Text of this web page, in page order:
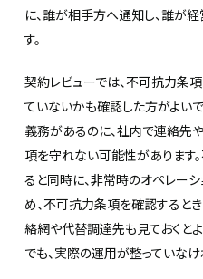
に、誰が相手方へ通知し、誰が
す。
契約レビューでは、不可抗力条
ていないかも確認した方がよい
義務があるのに、社内で連絡先
項を守れない可能性があります
ると同時に、非常時のオペレー
め、不可抗力条項を確認すると
絡網や代替調達先も見ておくと
でも、実際の運用が整っていな